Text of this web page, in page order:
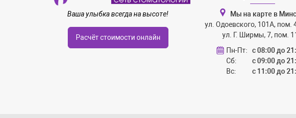
Ваша улыбка всегда на высоте!
Расчёт стоимости онлайн
Мы на карте в
ул. Одоевского, 101А, пом.
ул. Г. Ширмы, 7, пом.
Пн-Пт:
с 08:00 до
Сб:
с 09:00 до
Вс:
с 11:00 до